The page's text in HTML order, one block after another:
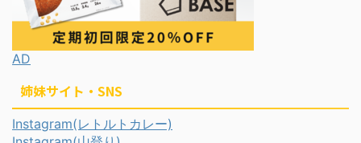
AD
姉妹サイト・SNS
Instagram(レトルトカレー)